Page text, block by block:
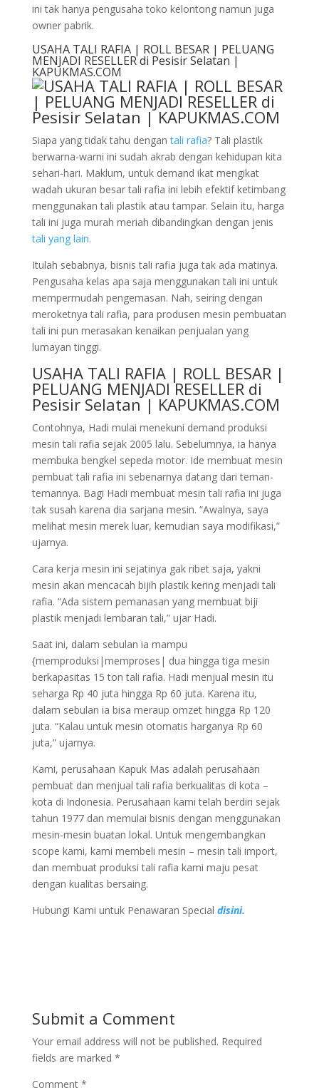
ini tak hanya pengusaha toko kelontong namun juga
owner pabrik.
USAHA TALI RAFIA | ROLL BESAR | PELUANG
MENJADI RESELLER di Pesisir Selatan |
KAPUKMAS.COM
Siapa yang tidak tahu dengantali rafia? Tali plastik
berwarna-warni ini sudah akrab dengan kehidupan kita
sehari-hari. Maklum, untuk demand ikat mengikat
wadah ukuran besar tali rafia ini lebih efektif ketimbang
menggunakan tali plastik atau tampar. Selain itu, harga
tali ini juga murah meriah dibandingkan dengan jenis
tali yang lain.
Itulah sebabnya, bisnis tali rafia juga tak ada matinya.
Pengusaha kelas apa saja menggunakan tali ini untuk
mempermudah pengemasan. Nah, seiring dengan
meroketnya tali rafia, para produsen mesin pembuatan
tali ini pun merasakan kenaikan penjualan yang
lumayan tinggi.
USAHA TALI RAFIA | ROLL BESAR |
PELUANG MENJADI RESELLER di
Pesisir Selatan | KAPUKMAS.COM
Contohnya, Hadi mulai menekuni demand produksi
mesin tali rafia sejak 2005 lalu. Sebelumnya, ia hanya
membuka bengkel sepeda motor. Ide membuat mesin
pembuat tali rafia ini sebenarnya datang dari teman-
temannya. Bagi Hadi membuat mesin tali rafia ini juga
tak susah karena dia sarjana mesin. “Awalnya, saya
melihat mesin merek luar, kemudian saya modifikasi,”
ujarnya.
Cara kerja mesin ini sejatinya gak ribet saja, yakni
mesin akan mencacah bijih plastik kering menjadi tali
rafia. “Ada sistem pemanasan yang membuat biji
plastik menjadi lembaran tali,” ujar Hadi.
Saat ini, dalam sebulan ia mampu
{memproduksi|memproses| dua hingga tiga mesin
berkapasitas 15 ton tali rafia. Hadi menjual mesin itu
seharga Rp 40 juta hingga Rp 60 juta. Karena itu,
dalam sebulan ia bisa meraup omzet hingga Rp 120
juta. “Kalau untuk mesin otomatis harganya Rp 60
juta,” ujarnya.
Kami, perusahaan Kapuk Mas adalah perusahaan
pembuat dan menjual tali rafia berkualitas di kota –
kota di Indonesia. Perusahaan kami telah berdiri sejak
tahun 1977 dan memulai bisnis dengan menggunakan
mesin-mesin buatan lokal. Untuk mengembangkan
scope kami, kami membeli mesin – mesin tali import,
dan membuat produksi tali rafia kami maju pesat
dengan kualitas bersaing.
Hubungi Kami untuk Penawaran Special disini.
Submit a Comment
Your email address will not be published. Required
fields are marked *
Comment *